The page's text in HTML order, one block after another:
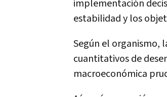
implementación
estabilidad y los
Según el organismo,
cuantitativos de
macroeconómica